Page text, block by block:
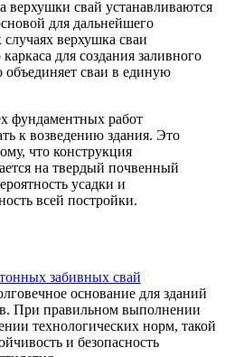
верхушки свай устанавливаются
для дальнейшего
верхушка сваи
для создания заливного
объединяет сваи в единую
фундаментных работ
к возведению здания. Это
что конструкция
на твердый почвенный
усадки и
всей постройки.
забивных свай
основание для зданий
При правильном выполнении
технологических норм, такой
и безопасность